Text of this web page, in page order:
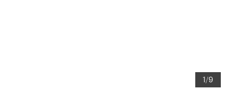
1/9